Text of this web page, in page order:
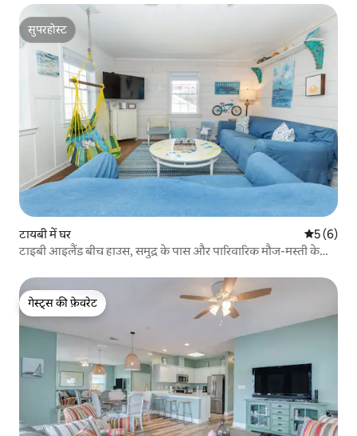
सुपरहोस्ट
सुपरहोस्ट
टायबी में घर औसत रेटिंग
5 (6)
टाइबी आइलैंड बीच हाउस, समुद्र के पास और पारिवारिक मौज-मस्ती के
गेस्ट्स की फ़ेवरेट
गेस्ट्स की फ़ेवरेट